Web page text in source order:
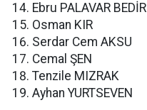
Ebru PALAVAR BEDİR
Osman KIR
Serdar Cem AKSU
Cemal ŞEN
Tenzile MIZRAK
Ayhan YURTSEVEN